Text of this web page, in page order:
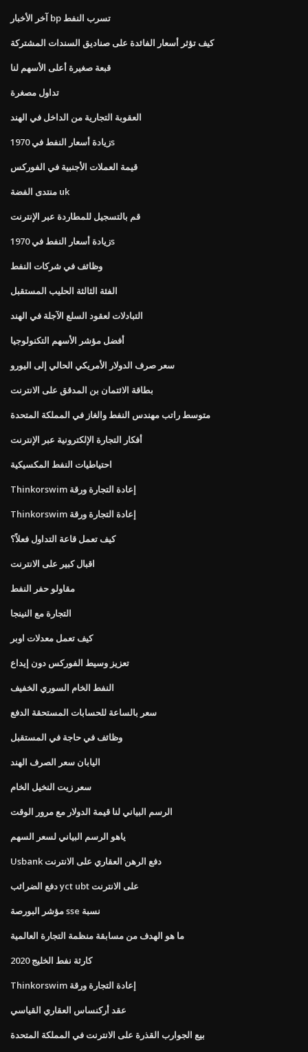
آخر الأخبار bp تسرب النفط
كيف تؤثر أسعار الفائدة على صناديق السندات المشتركة
قبعة صغيرة أعلى الأسهم لنا
تداول مصغرة
العقوبة التجارية من الداخل في الهند
زيادة أسعار النفط في 1970s
قيمة العملات الأجنبية في الفوركس
منتدى الفضة uk
قم بالتسجيل للمطاردة عبر الإنترنت
زيادة أسعار النفط في 1970s
وظائف في شركات النفط
الفئة الثالثة الحليب المستقبل
التبادلات لعقود السلع الآجلة في الهند
أفضل مؤشر الأسهم التكنولوجيا
سعر صرف الدولار الأمريكي الحالي إلى اليورو
بطاقة الائتمان بن المدقق على الانترنت
متوسط ​​راتب مهندس النفط والغاز في المملكة المتحدة
أفكار التجارة الإلكترونية عبر الإنترنت
احتياطيات النفط المكسيكية
Thinkorswim إعادة التجارة ورقة
Thinkorswim إعادة التجارة ورقة
كيف تعمل قاعة التداول فعلاً؟
اقبال كبير على الانترنت
مقاولو حفر النفط
التجارة مع النينجا
كيف تعمل معدلات اوبر
تعزيز وسيط الفوركس دون إيداع
النفط الخام السوري الخفيف
سعر بالساعة للحسابات المستحقة الدفع
وظائف في حاجة في المستقبل
اليابان سعر الصرف الهند
سعر زيت النخيل الخام
الرسم البياني لنا قيمة الدولار مع مرور الوقت
ياهو الرسم البياني لسعر السهم
Usbank دفع الرهن العقاري على الانترنت
دفع الضرائب yct ubt على الانترنت
مؤشر البورصة sse نسبة
ما هو الهدف من مسابقة منظمة التجارة العالمية
كارثة نفط الخليج 2020
Thinkorswim إعادة التجارة ورقة
عقد أركنساس العقاري القياسي
بيع الجوارب القذرة على الانترنت في المملكة المتحدة